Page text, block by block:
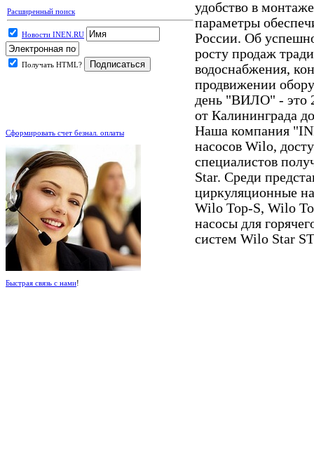
Расширенный поиск
Новости INEN.RU
Получать HTML?
Сформировать счет безнал. оплаты
Быстрая связь с нами!
удобство в
параметры
России. Об
росту продаж
водоснабжения,
продвижении
день "ВИЛО" - это
от Калининграда
Наша компания
насосов Wilo,
специалистов
Star. Среди
циркуляционные
Wilo Top-S, Wilo
насосы для
систем Wilo Star